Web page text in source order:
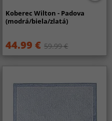
Koberec Wilton - Padova
(modrá/biela/zlatá)
44.99 € 59.99 €